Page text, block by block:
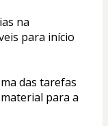
na
para início
das tarefas
para a